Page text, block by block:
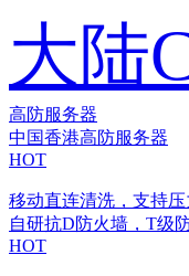
大陆
高防服务器
中国香港高防服务器
HOT
移动直连清洗，支持
自研抗D防火墙，T级
HOT